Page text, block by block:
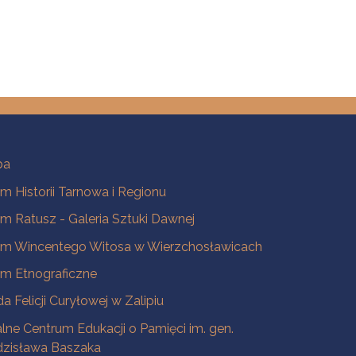
Historii Tarnowa i Regionu
Ratusz - Galeria Sztuki Dawnej
Wincentego Witosa w Wierzchosławicach
Etnograficzne
Felicji Curyłowej w Zalipiu
Centrum Edukacji o Pamięci im. gen.
Baszaka